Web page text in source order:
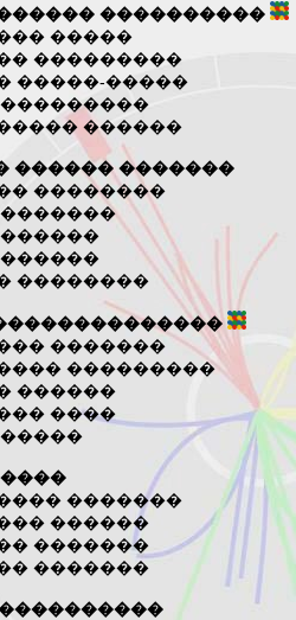
����������
�����
���������
�����-�����
������
������ �������
��������
��������
�������
���������
������
����
�������
������
�������
�������